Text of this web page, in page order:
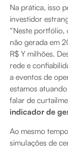
Na prática, isso
investidor
“Neste
não gerada em
R$ Y milhões.
rede e
a eventos de
estamos
falar de
indicador de
Ao mesmo
simulações de